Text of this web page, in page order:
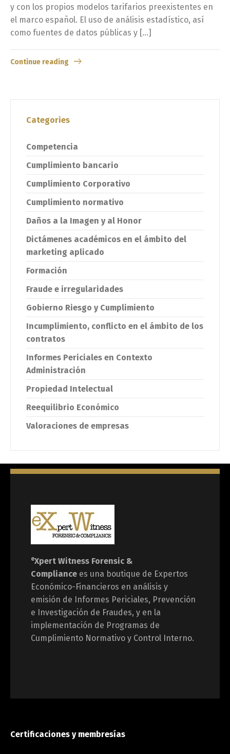
y con los propios modelos tarifarios preexistentes en
el marco español. El uso de análisis estadístico, así
como fuentes de datos públicas y […]
Continue reading
Categories
Competencia
Cumplimiento bancario
Cumplimiento Corporativo
Cumplimiento normativo
Daños a la Imagen y al Honor
Dictámenes académicos en el ámbito del
marketing aplicado
Formación
Fraude e irregularidades
Gobierno Riesgo y Cumplimiento
Incumplimiento, conflicto en el ámbito de los
contratos
Informes Periciales en Contexto
Administración
Propiedad Intelectual
Reequilibrio Económico
Valoraciones de empresas
eXpert Witness Forensic &
Compliance es una boutique de Expertos
Económico-Financieros en análisis y
emisión de Informes Periciales, Prevención
e Investigación de Fraudes, y en la
implementación de Programas de
Cumplimiento Normativo y Control Interno.
Certificaciones y membresías
Switch The Language